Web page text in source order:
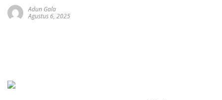
Adun Gala
Agustus 6, 2025